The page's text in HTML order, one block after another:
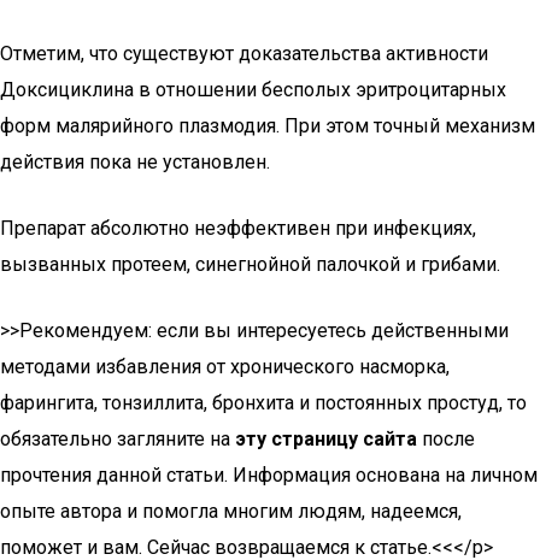
Отметим, что существуют доказательства активности
Доксициклина в отношении бесполых эритроцитарных
форм малярийного плазмодия. При этом точный механизм
действия пока не установлен.
Препарат абсолютно неэффективен при инфекциях,
вызванных протеем, синегнойной палочкой и грибами.
>>Рекомендуем: если вы интересуетесь действенными
методами избавления от хронического насморка,
фарингита, тонзиллита, бронхита и постоянных простуд, то
обязательно загляните на эту страницу сайта после
прочтения данной статьи. Информация основана на личном
опыте автора и помогла многим людям, надеемся,
поможет и вам. Сейчас возвращаемся к статье.<<</p>